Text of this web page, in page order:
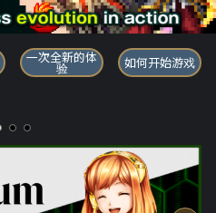
一次全新的体
验 如何开始游戏